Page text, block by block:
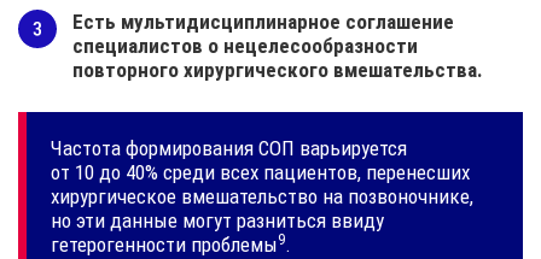
Есть мультидисциплинарное соглашение
специалистов о нецелесообразности
повторного хирургического вмешательства.
Частота формирования СОП варьируется
от 10 до 40% среди всех пациентов, перенесших
хирургическое вмешательство на позвоночнике,
но эти данные могут разниться ввиду
гетерогенности проблемы9.